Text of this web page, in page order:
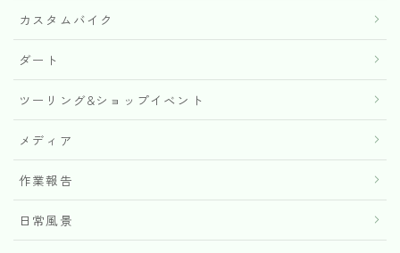
カスタムバイク
ダート
ツーリング&ショップイベント
メディア
作業報告
日常風景